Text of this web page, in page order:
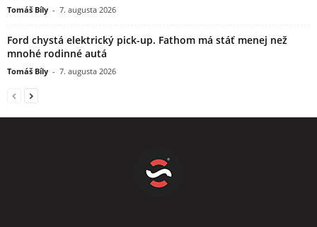
Tomáš Bíly - 7. augusta 2026
Ford chystá elektrický pick-up. Fathom má stáť menej než
mnohé rodinné autá
Tomáš Bíly - 7. augusta 2026